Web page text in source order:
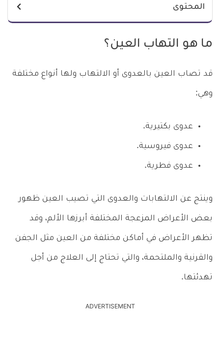
المحتوى
ما هو التهاب العين؟
قد تصاب العين بالعدوى أو الالتهاب ولها أنواع مختلفة
وهي:
عدوى بكتيرية.
عدوى فيروسية.
عدوى فطرية.
وينتج عن الالتهابات والعدوى التي تصيب العين ظهور
بعض الأعراض المزعجة المختلفة أبرزها الألم، وقد
تظهر الأعراض في أماكن مختلفة من العين مثل الجفن
والقرنية والملتحمة، والتي تحتاج إلى العلاج من أجل
تهدئتها.
ADVERTISEMENT